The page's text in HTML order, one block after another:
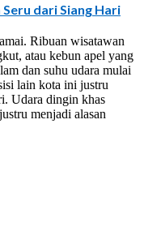
dari Siang Hari
Ribuan wisatawan
atau kebun apel yang
dan suhu udara mulai
lain kota ini justru
Udara dingin khas
menjadi alasan